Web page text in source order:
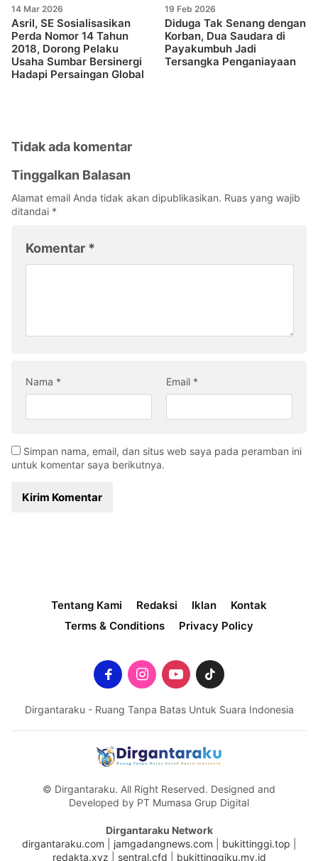
14 Mar 2026
Asril, SE Sosialisasikan
Perda Nomor 14 Tahun
2018, Dorong Pelaku
Usaha Sumbar Bersinergi
Hadapi Persaingan Global
19 Feb 2026
Diduga Tak Senang dengan
Korban, Dua Saudara di
Payakumbuh Jadi
Tersangka Penganiayaan
Tidak ada komentar
Tinggalkan Balasan
Alamat email Anda tidak akan dipublikasikan. Ruas yang wajib
ditandai *
Komentar *
Nama * Email *
Simpan nama, email, dan situs web saya pada peramban ini
untuk komentar saya berikutnya.
Tentang Kami Redaksi Iklan
Kontak
Terms & Conditions
Privacy Policy
Dirgantaraku - Ruang Tanpa Batas Untuk Suara Indonesia
© Dirgantaraku. All Right Reserved. Designed and
Developed by PT Mumasa Grup Digital
Dirgantaraku Network
dirgantaraku.com
jamgadangnews.com bukittinggi.top
redakta.xyz
sentral.cfd bukittinggiku.my.id